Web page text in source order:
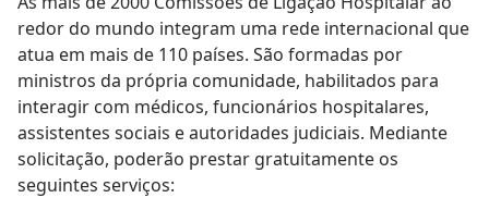
redor do mundo integram uma rede internacional que
atua em mais de 110 países. São formadas por
ministros da própria comunidade, habilitados para
interagir com médicos, funcionários hospitalares,
assistentes sociais e autoridades judiciais. Mediante
solicitação, poderão prestar gratuitamente os
seguintes serviços: